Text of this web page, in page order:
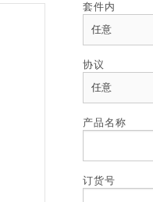
套件内
协议
产品名称
订货号